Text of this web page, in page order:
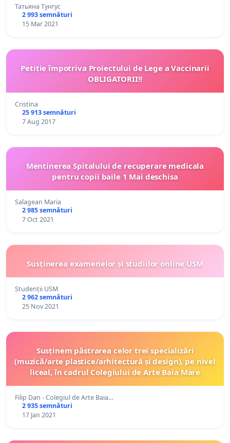
Татьяна Тунгус
2 993 semnături
15 Mar 2021
Petiție împotriva Proiectului de Lege a Vaccinarii
OBLIGATORII!!
Cristina
25 913 semnături
7 Aug 2017
Mentinerea Spitalului de recuperare medicala
pentru copii baile 1 Mai deschisa
Salagean Maria
2 985 semnături
7 Oct 2021
Susținerea examenelor și studiilor online USM
Studenții USM
2 962 semnături
25 Nov 2021
Susținem păstrarea celor trei specializări
(muzică/arte plastice/arhitectură și design), pe nivel
liceal, în cadrul Colegiului de Arte Baia Mare
Filip Dan - Colegiul de Arte Baia…
2 935 semnături
17 Jan 2021